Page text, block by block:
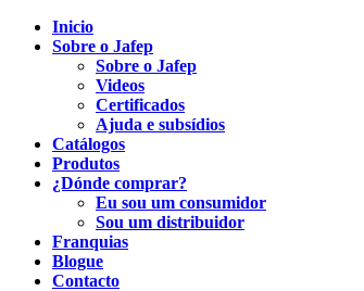
Inicio
Sobre o Jafep
Sobre o Jafep
Videos
Certificados
Ajuda e subsídios
Catálogos
Produtos
¿Dónde comprar?
Eu sou um consumidor
Sou um distribuidor
Franquias
Blogue
Contacto